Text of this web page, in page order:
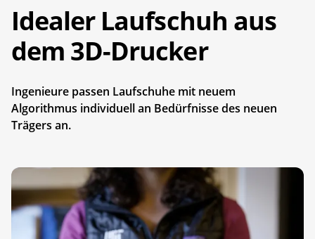
Idealer Laufschuh aus
dem 3D-Drucker
Ingenieure passen Laufschuhe mit neuem
Algorithmus individuell an Bedürfnisse des neuen
Trägers an.